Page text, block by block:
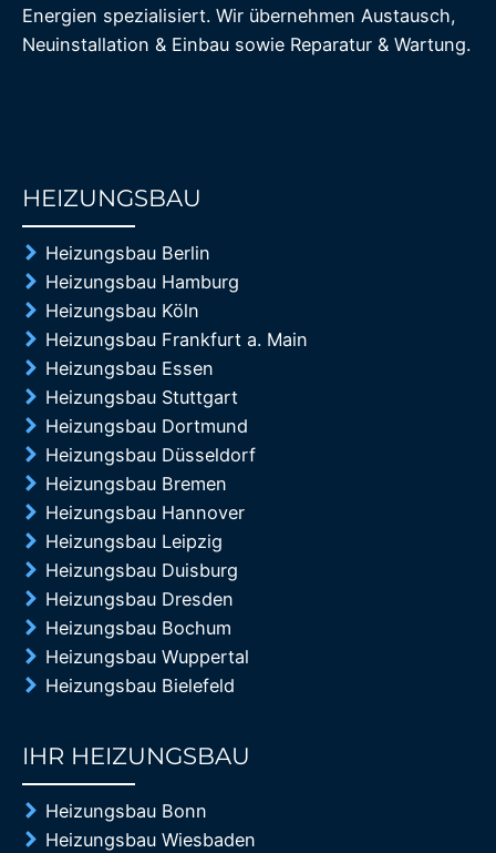
Energien spezialisiert. Wir übernehmen Austausch,
Neuinstallation & Einbau sowie Reparatur & Wartung.
HEIZUNGSBAU
Heizungsbau Berlin
Heizungsbau Hamburg
Heizungsbau Köln
Heizungsbau Frankfurt a. Main
Heizungsbau Essen
Heizungsbau Stuttgart
Heizungsbau Dortmund
Heizungsbau Düsseldorf
Heizungsbau Bremen
Heizungsbau Hannover
Heizungsbau Leipzig
Heizungsbau Duisburg
Heizungsbau Dresden
Heizungsbau Bochum
Heizungsbau Wuppertal
Heizungsbau Bielefeld
IHR HEIZUNGSBAU
Heizungsbau Bonn
Heizungsbau Wiesbaden